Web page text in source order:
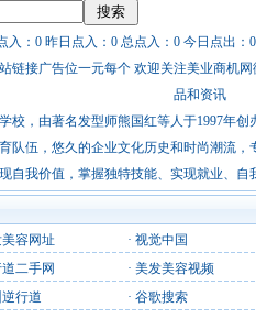
入：0 昨日点入：0 总点入：0 今日点出：
链接广告位一元每个 欢迎关注美业商机
品和资讯
校，由著名发型师熊国红等人于1997年
队伍，悠久的企业文化历史和时尚潮流
自我价值，掌握独特技能、实现就业、自
容网址 · 视觉中国
二手网 · 美发美容视频
行道 · 谷歌搜索